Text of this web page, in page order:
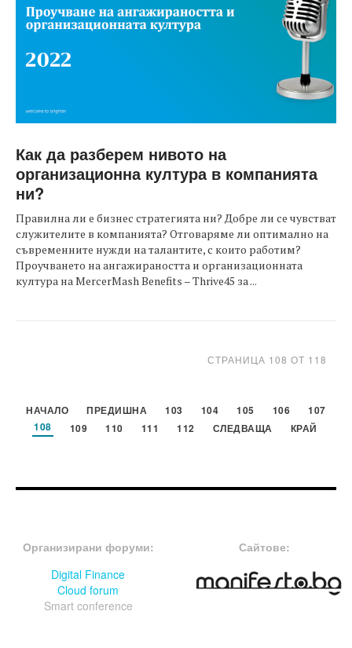
Как да разберем нивото на
организационна култура в компанията
ни?
Правилна ли е бизнес стратегията ни? Добре ли се чувстват
служителите в компанията? Отговаряме ли оптимално на
съвременните нужди на талантите, с които работим?
Проучването на ангажираността и организационната
култура на MercerMash Benefits – Thrive45 за ...
СТРАНИЦА 108 ОТ 118
НАЧАЛО ПРЕДИШНА 103 104 105 106
107
108
109 110 111 112 СЛЕДВАЩА КРАЙ
Организирани форуми:
Digital Finance
Cloud forum
Smart conference
Сайтове: